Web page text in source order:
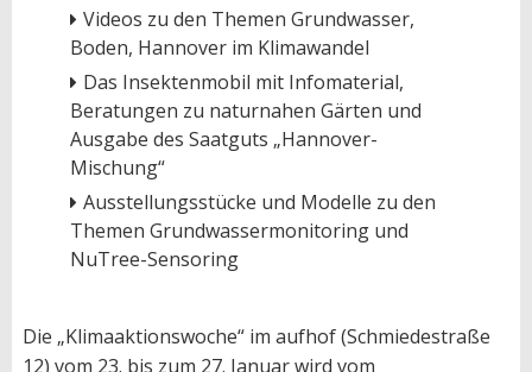
Videos zu den Themen Grundwasser,
Boden, Hannover im Klimawandel
Das Insektenmobil mit Infomaterial,
Beratungen zu naturnahen Gärten und
Ausgabe des Saatguts „Hannover-
Mischung“
Ausstellungsstücke und Modelle zu den
Themen Grundwassermonitoring und
NuTree-Sensoring
Die „Klimaaktionswoche“ im aufhof (Schmiedestraße
12) vom 23. bis zum 27. Januar wird vom